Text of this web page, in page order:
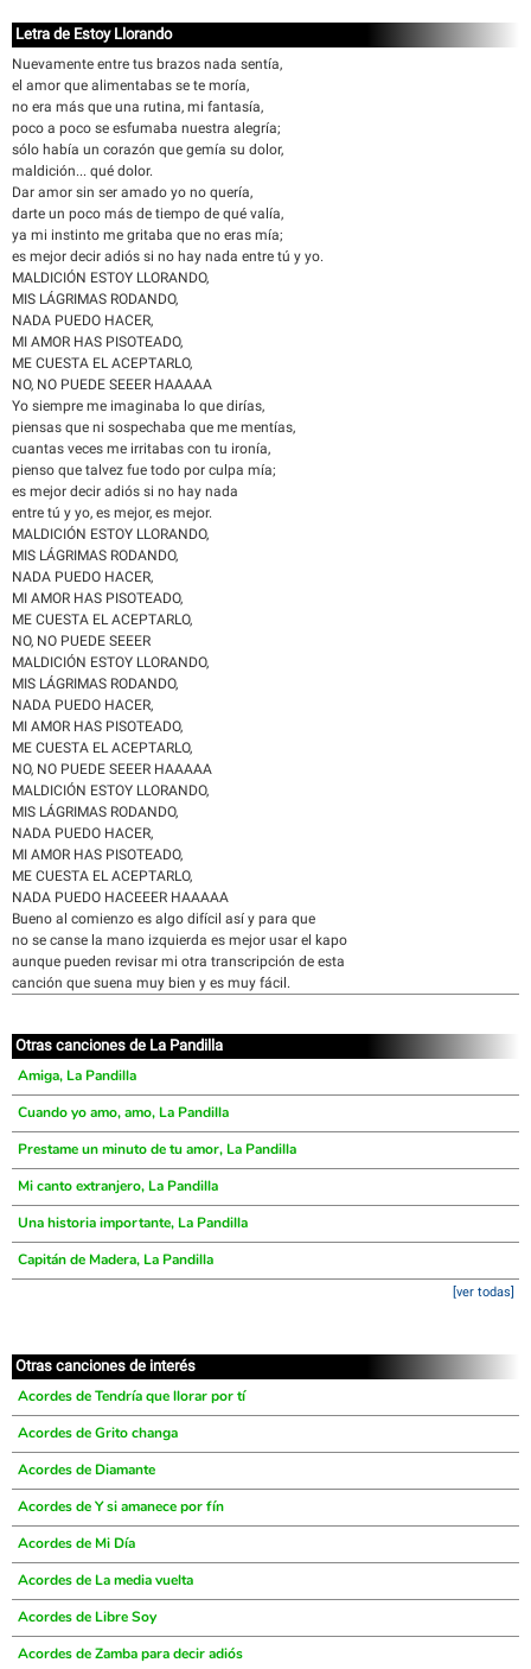
Letra de Estoy Llorando
Nuevamente entre tus brazos nada sentía,
el amor que alimentabas se te moría,
no era más que una rutina, mi fantasía,
poco a poco se esfumaba nuestra alegría;
sólo había un corazón que gemía su dolor,
maldición... qué dolor.
Dar amor sin ser amado yo no quería,
darte un poco más de tiempo de qué valía,
ya mi instinto me gritaba que no eras mía;
es mejor decir adiós si no hay nada entre tú y yo.
MALDICIÓN ESTOY LLORANDO,
MIS LÁGRIMAS RODANDO,
NADA PUEDO HACER,
MI AMOR HAS PISOTEADO,
ME CUESTA EL ACEPTARLO,
NO, NO PUEDE SEEER HAAAAA
Yo siempre me imaginaba lo que dirías,
piensas que ni sospechaba que me mentías,
cuantas veces me irritabas con tu ironía,
pienso que talvez fue todo por culpa mía;
es mejor decir adiós si no hay nada
entre tú y yo, es mejor, es mejor.
MALDICIÓN ESTOY LLORANDO,
MIS LÁGRIMAS RODANDO,
NADA PUEDO HACER,
MI AMOR HAS PISOTEADO,
ME CUESTA EL ACEPTARLO,
NO, NO PUEDE SEEER
MALDICIÓN ESTOY LLORANDO,
MIS LÁGRIMAS RODANDO,
NADA PUEDO HACER,
MI AMOR HAS PISOTEADO,
ME CUESTA EL ACEPTARLO,
NO, NO PUEDE SEEER HAAAAA
MALDICIÓN ESTOY LLORANDO,
MIS LÁGRIMAS RODANDO,
NADA PUEDO HACER,
MI AMOR HAS PISOTEADO,
ME CUESTA EL ACEPTARLO,
NADA PUEDO HACEEER HAAAAA
Bueno al comienzo es algo difícil así y para que
no se canse la mano izquierda es mejor usar el kapo
aunque pueden revisar mi otra transcripción de esta
canción que suena muy bien y es muy fácil.
Otras canciones de La Pandilla
Amiga, La Pandilla
Cuando yo amo, amo, La Pandilla
Prestame un minuto de tu amor, La Pandilla
Mi canto extranjero, La Pandilla
Una historia importante, La Pandilla
Capitán de Madera, La Pandilla
[ver todas]
Otras canciones de interés
Acordes de Tendría que llorar por tí
Acordes de Grito changa
Acordes de Diamante
Acordes de Y si amanece por fín
Acordes de Mi Día
Acordes de La media vuelta
Acordes de Libre Soy
Acordes de Zamba para decir adiós